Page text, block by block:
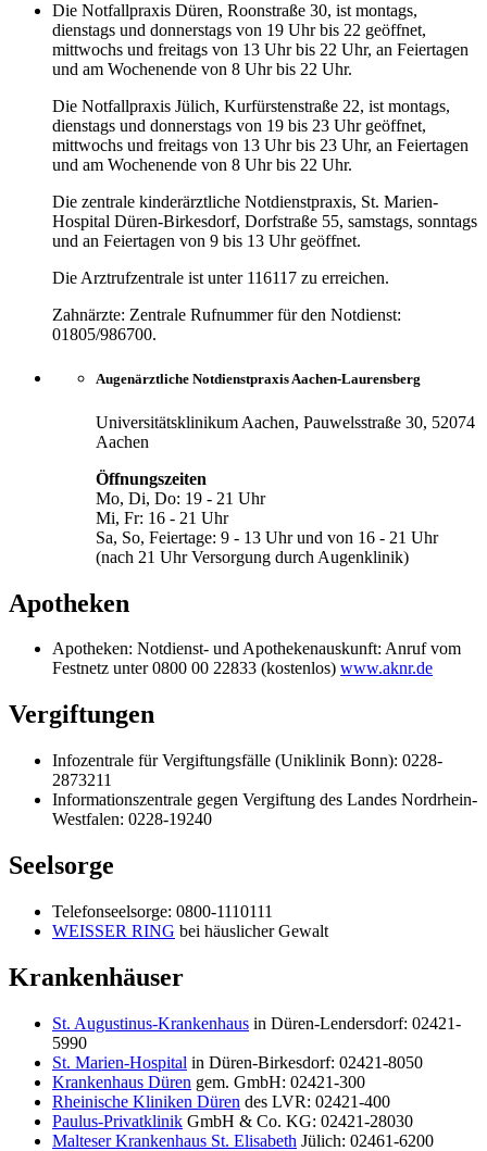
Die Notfallpraxis Düren, Roonstraße 30, ist montags,
dienstags und donnerstags von 19 Uhr bis 22 geöffnet,
mittwochs und freitags von 13 Uhr bis 22 Uhr, an Feiertagen
und am Wochenende von 8 Uhr bis 22 Uhr.
Die Notfallpraxis Jülich, Kurfürstenstraße 22, ist montags,
dienstags und donnerstags von 19 bis 23 Uhr geöffnet,
mittwochs und freitags von 13 Uhr bis 23 Uhr, an Feiertagen
und am Wochenende von 8 Uhr bis 22 Uhr.
Die zentrale kinderärztliche Notdienstpraxis, St. Marien-
Hospital Düren-Birkesdorf, Dorfstraße 55, samstags, sonntags
und an Feiertagen von 9 bis 13 Uhr geöffnet.
Die Arztrufzentrale ist unter 116117 zu erreichen.
Zahnärzte: Zentrale Rufnummer für den Notdienst:
01805/986700.
Augenärztliche Notdienstpraxis Aachen-Laurensberg
Universitätsklinikum Aachen, Pauwelsstraße 30, 52074
Aachen
Öffnungszeiten
Mo, Di, Do: 19 - 21 Uhr
Mi, Fr: 16 - 21 Uhr
Sa, So, Feiertage: 9 - 13 Uhr und von 16 - 21 Uhr
(nach 21 Uhr Versorgung durch Augenklinik)
Apotheken
Apotheken: Notdienst- und Apothekenauskunft: Anruf vom
Festnetz unter 0800 00 22833 (kostenlos) www.aknr.de
Vergiftungen
Infozentrale für Vergiftungsfälle (Uniklinik Bonn): 0228-
2873211
Informationszentrale gegen Vergiftung des Landes Nordrhein-
Westfalen: 0228-19240
Seelsorge
Telefonseelsorge: 0800-1110111
WEISSER RING bei häuslicher Gewalt
Krankenhäuser
St. Augustinus-Krankenhaus in Düren-Lendersdorf: 02421-
5990
St. Marien-Hospital in Düren-Birkesdorf: 02421-8050
Krankenhaus Düren gem. GmbH: 02421-300
Rheinische Kliniken Düren des LVR: 02421-400
Paulus-Privatklinik GmbH & Co. KG: 02421-28030
Malteser Krankenhaus St. Elisabeth Jülich: 02461-6200